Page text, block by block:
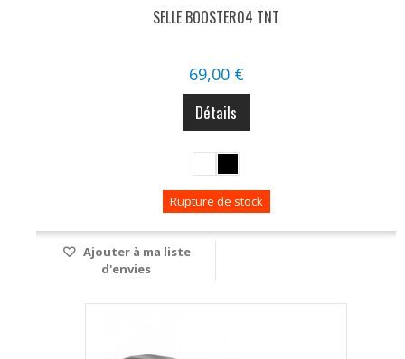
SELLE BOOSTER04 TNT
69,00 €
Détails
Rupture de stock
Ajouter à ma liste
d'envies